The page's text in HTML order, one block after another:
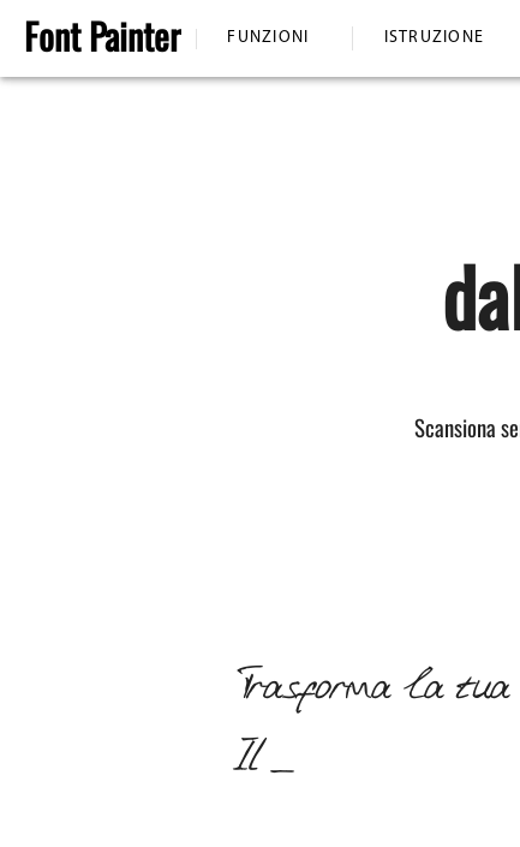
FontPainter FUNZIONI ISTRUZIONE
Scansiona
Trasforma la tua
Il sito è compl_